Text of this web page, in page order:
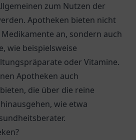
zum Nutzen der
Apotheken bieten nicht
an, sondern auch
wie beispielsweise
oder Vitamine.
Apotheken auch
die über die reine
wie etwa